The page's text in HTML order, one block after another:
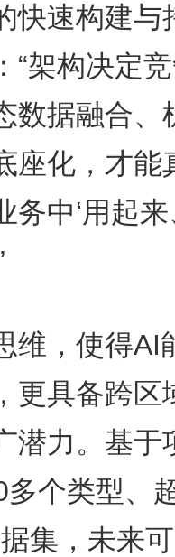
快速构建与
“架构决定
数据融合、
座化，才能
务中‘用起
，使得AI
更具备跨区
潜力。基于
个类型、
集，未来